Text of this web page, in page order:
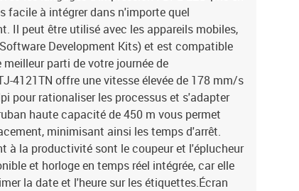
facile à intégrer dans n'importe quel
Il peut être utilisé avec les appareils mobiles,
Development Kits) et est compatible
meilleur parti de votre journée de
4121TN offre une vitesse élevée de 178 mm/s
pour rationaliser les processus et s'adapter
haute capacité de 450 m vous permet
minimisant ainsi les temps d'arrêt.
à la productivité sont le coupeur et l'éplucheur
et horloge en temps réel intégrée, car elle
la date et l'heure sur les étiquettes.Écran